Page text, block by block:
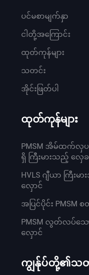
ပင်မစာမျက်နှာ
ငါတို့အကြောင်း
ထုတ်ကုန်များ
သတင်း
အိုင်းဖြတ်ပါ
ထုတ်ကုန်များ
PMSM အိမ်ထက်လှပ
ရှိ ကြီးမားသည့် လှေခ
HVLS ဂျီယာ ကြီးမ
လှောင်
အပြင်ပိုင်း PMSM စ
PMSM လွတ်လပ်သေ
လှောင်
ကျွန်ုပ်တို့၏သတ